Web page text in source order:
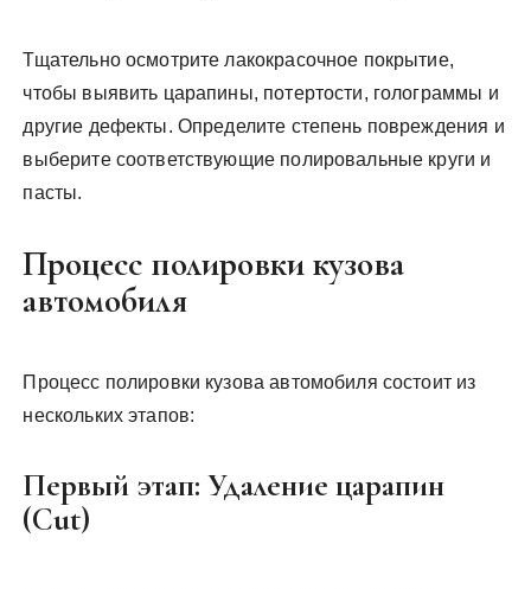
Тщательно осмотрите лакокрасочное покрытие,
чтобы выявить царапины, потертости, голограммы и
другие дефекты. Определите степень повреждения и
выберите соответствующие полировальные круги и
пасты.
Процесс полировки кузова
автомобиля
Процесс полировки кузова автомобиля состоит из
нескольких этапов:
Первый этап: Удаление царапин
(Cut)